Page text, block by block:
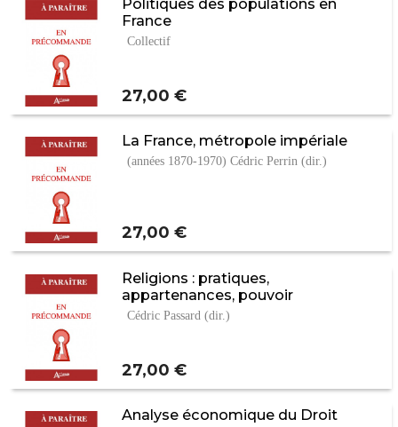
Politiques des populations en
France
Collectif
Prix
27,00 €
La France, métropole impériale
(années 1870-1970) Cédric Perrin (dir.)
Prix
27,00 €
Religions : pratiques,
appartenances, pouvoir
Cédric Passard (dir.)
Prix
27,00 €
Analyse économique du Droit